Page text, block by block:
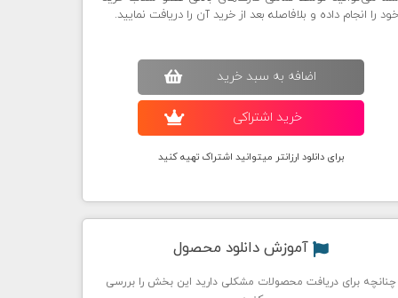
خود را انجام داده و بلافاصله بعد از خرید آن را دریافت نمایید.
اضافه به سبد خريد
خريد اشتراکی
برای دانلود ارزانتر میتوانید اشتراک تهیه کنید
آموزش دانلود محصول
چنانچه برای دریافت محصولات مشکلی دارید این بخش را بررسی